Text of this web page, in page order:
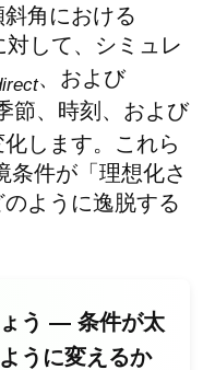
角における
して、シミュレ
、および
節、時刻、および
します。これら
条件が「理想化さ
ように逸脱する
う — 条件が太
うに変えるか